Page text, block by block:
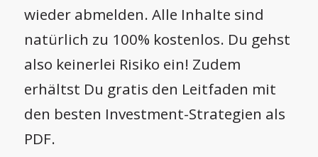
wieder abmelden. Alle Inhalte sind
natürlich zu 100% kostenlos. Du gehst
also keinerlei Risiko ein! Zudem
erhältst Du gratis den Leitfaden mit
den besten Investment-Strategien als
PDF.